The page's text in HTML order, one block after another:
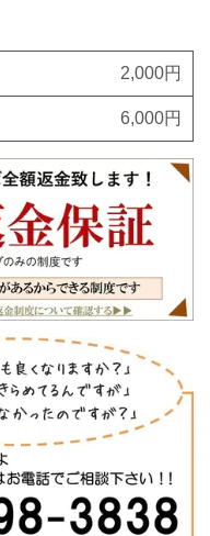
2,000円
6,000円